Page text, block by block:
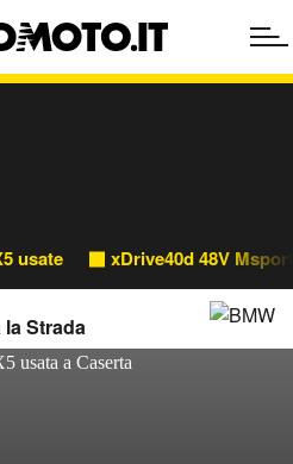
usate xDrive40d 48V
la Strada